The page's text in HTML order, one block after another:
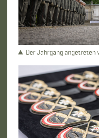
Der Jahrgang angetreten